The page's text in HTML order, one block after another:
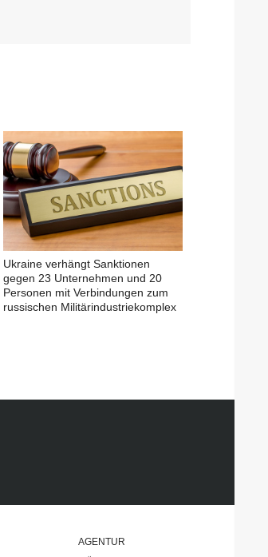
Ukraine verhängt Sanktionen
gegen 23 Unternehmen und 20
Personen mit Verbindungen zum
russischen Militärindustriekomplex
AGENTUR